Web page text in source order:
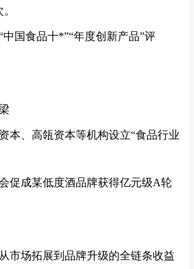
。
中国食品十*”“年度创新产品”评
本、高瓴资本等机构设立“食品行业
促成某低度酒品牌获得亿元级A轮
市场拓展到品牌升级的全链条收益